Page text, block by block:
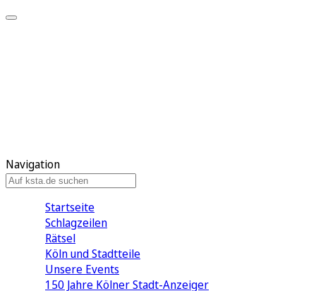
Navigation
Startseite
Schlagzeilen
Rätsel
Köln und Stadtteile
Unsere Events
150 Jahre Kölner Stadt-Anzeiger